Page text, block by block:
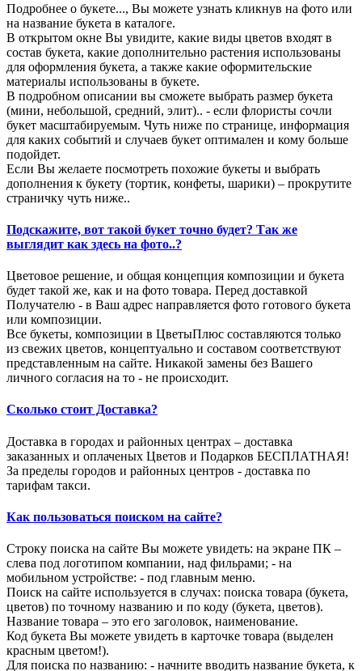
Подробнее о букете..., Вы можете узнать кликнув на фото или
на название букета в каталоге.
В открытом окне Вы увидите, какие виды цветов входят в
состав букета, какие дополнительно растения использованы
для оформления букета, а также какие оформительские
материалы использованы в букете.
В подробном описании вы сможете выбрать размер букета
(мини, небольшой, средний, элит).. - если флористы сочли
букет масштабируемым. Чуть ниже по странице, информация
для каких событий и случаев букет оптимален и кому больше
подойдет.
Если Вы желаете посмотреть похожие букеты и выбрать
дополнения к букету (тортик, конфеты, шарики) – прокрутите
страничку чуть ниже..
Подскажите, вот такой букет точно будет? Так же
выглядит как здесь на фото..?
Цветовое решение, и общая концепция композиции и букета
будет такой же, как и на фото товара. Перед доставкой
Получателю - в Ваш адрес направляется фото готового букета
или композиции.
Все букеты, композиции в ЦветыПлюс составляются только
из свежих цветов, концептуально и составом соответствуют
представленным на сайте. Никакой замены без Вашего
личного согласия на то - не происходит.
Сколько стоит Доставка?
Доставка в городах и районных центрах – доставка
заказанных и оплаченых Цветов и Подарков БЕСПЛАТНАЯ!
За пределы городов и районных центров - доставка по
тарифам такси.
Как пользоваться поиском на сайте?
Строку поиска на сайте Вы можете увидеть: на экране ПК –
слева под логотипом компании, над фильрами; - на
мобильном устройстве: - под главным меню.
Поиск на сайте используется в случах: поиска товара (букета,
цветов) по точному названию и по коду (букета, цветов).
Название товара – это его заголовок, наименование.
Код букета Вы можете увидеть в карточке товара (выделен
красным цветом!).
Для поиска по названию: - начните вводить название букета, к